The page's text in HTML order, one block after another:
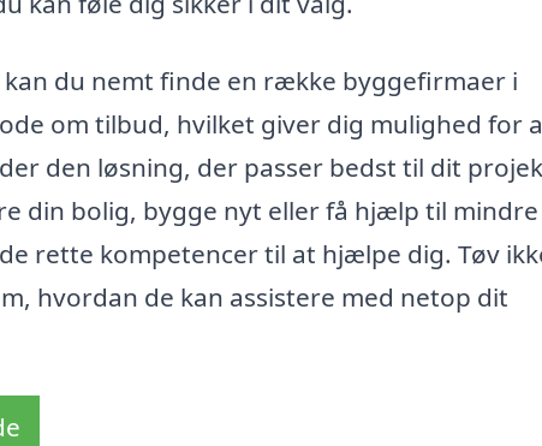
du nemt finde en række byggefirmaer i
om tilbud, hvilket giver dig mulighed for
den løsning, der passer bedst til dit
din bolig, bygge nyt eller få hjælp til mindre
rette kompetencer til at hjælpe dig. Tøv
hvordan de kan assistere med netop dit